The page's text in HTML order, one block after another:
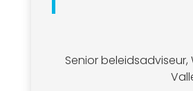
Senior beleidsadviseur,